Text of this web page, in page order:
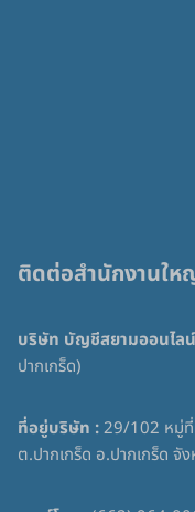
ติดต่อสำนักงานให
บริษัท บัญชีสยามออนไล
ปากเกร็ด)
ที่อยู่บริษัท :29/102 หมู่ที่
ต.ปากเกร็ด อ.ปากเกร็ด